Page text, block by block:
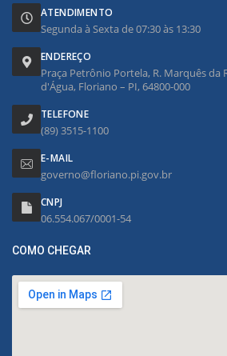
ATENDIMENTO
Segunda à Sexta de 07:30 às 13:30
ENDEREÇO
Praça Petrônio Portela, R. Marquês da
d'Água, Floriano – PI, 64800-000
TELEFONE
(89) 3515-1100
E-MAIL
governo@floriano.pi.gov.br
CNPJ
06.554.067/0001-54
COMO CHEGAR